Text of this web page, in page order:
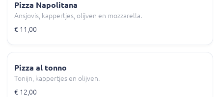
Pizza Napolitana
Ansjovis, kappertjes, olijven en mozzarella.
€ 11,00
Pizza al tonno
Tonijn, kappertjes en olijven.
€ 12,00